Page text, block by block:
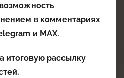
в комментариях
и MAX.
итоговую рассылку